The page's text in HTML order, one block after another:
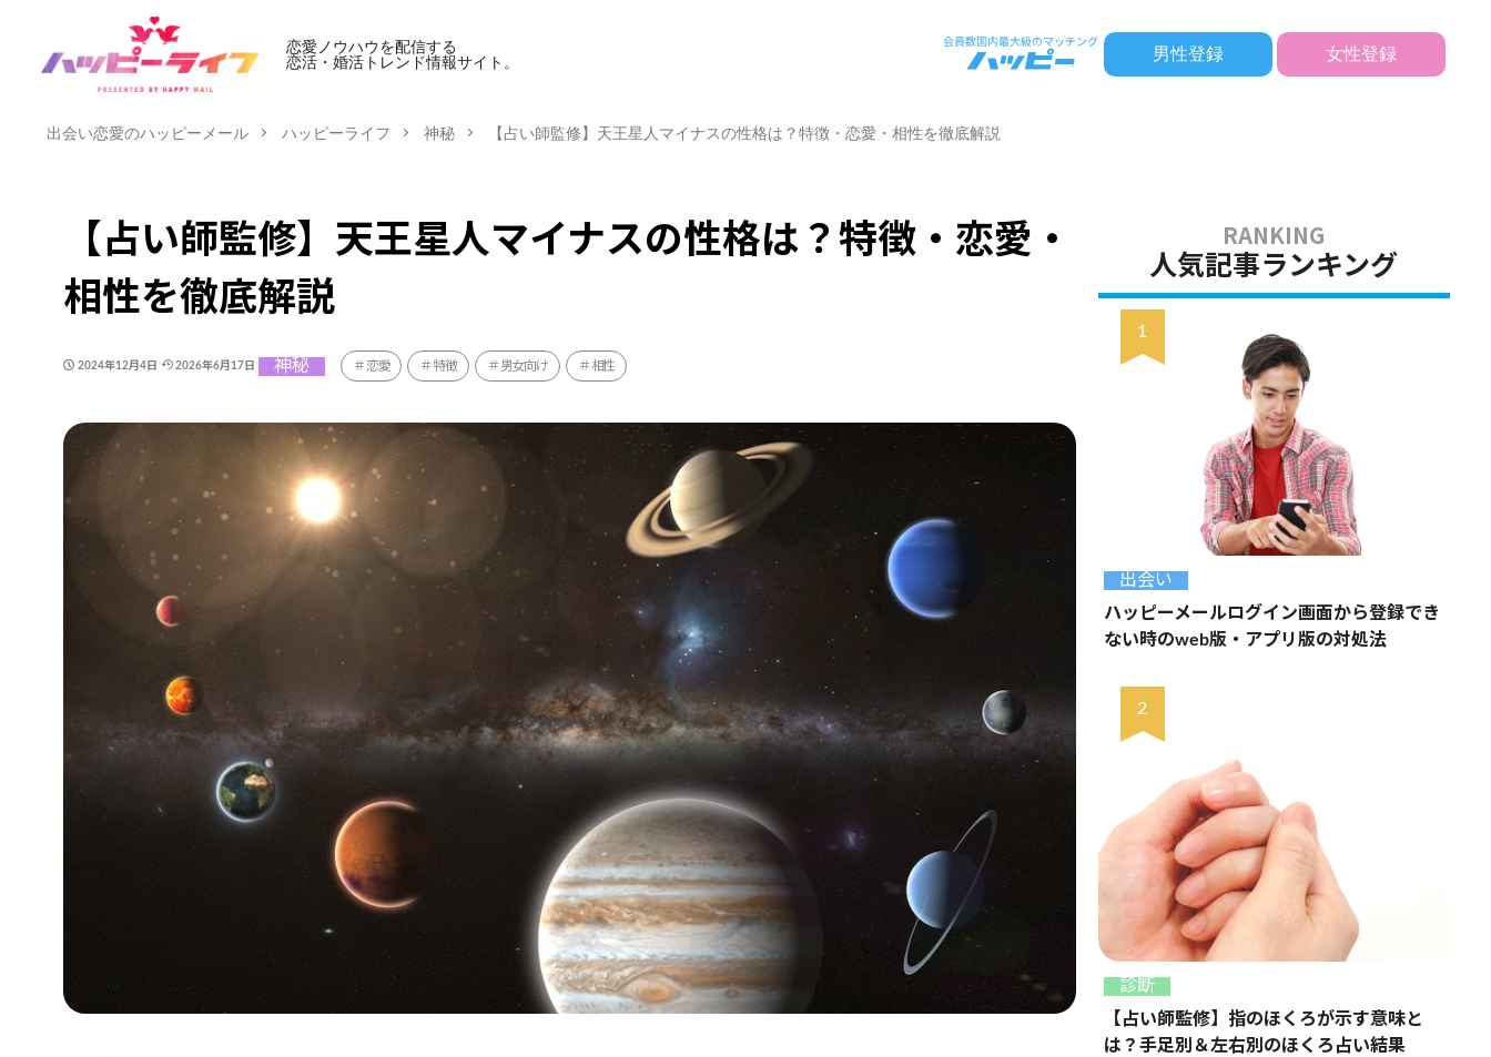
恋愛ノウハウを配信する
恋活・婚活トレンド情報サイト。
男性登録 女性登録
出会い恋愛のハッピーメール ハッピーライフ 神秘 【占い師監修】天王星人マイナスの性格は？特徴・恋愛・相性を徹底解説
【占い師監修】天王星人マイナスの性格は？特徴・恋愛・
相性を徹底解説
2024年12月4日 2026年6月17日 神秘 恋愛 特徴 男女向け 相性
人気記事ランキング
出会い
ハッピーメールログイン画面から登録でき
ない時のweb版・アプリ版の対処法
診断
【占い師監修】指のほくろが示す意味と
は？手足別＆左右別のほくろ占い結果